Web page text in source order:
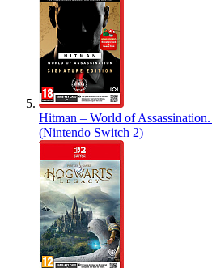
Hitman – World of
(Nintendo Switch 2)